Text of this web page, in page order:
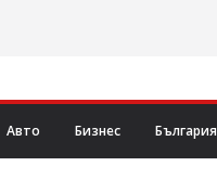
Авто Бизнес България